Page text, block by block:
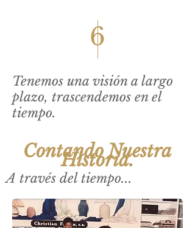
6
Tenemos una visión a largo
plazo, trascendemos en el
tiempo.
Contando Nuestra
Historia.
A través del tiempo...